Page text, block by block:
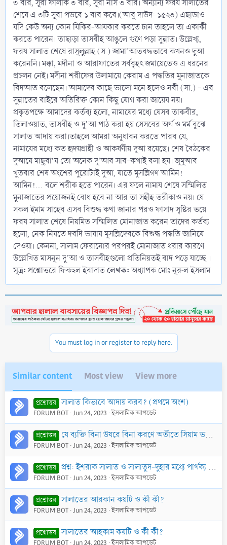
৩ বার, সূরা ফালাক ৩ বার, সূরা নাস ৩ বার। অন্যান্য ফরয সালাতের
শেষে এ ৩টি সূরা পড়বে ১ বার করে।(আবু দাউদ: ১৫২৩) এছাড়াও
যদি কেউ অন্য কোন যিকির-আযকার করতে চান তাহলে তা একাকী
করতে পারেন। তাছাড়া তাসবীহ আঙুলে গুণে পড়া সুন্নাত। উল্লেখ্য,
ফরয সালাত শেষে রাসূলুল্লাহ (স.) জামা'আতবদ্ধভাবে কখনও দুআ
করেননি। মক্কা, মদীনা ও আরাফাতের সর্ববৃহৎ জমায়েতেও এ ধরনের
প্রচলন নেই। মদীনা শরীফের উলামায়ে কেরাম এ পদ্ধতির মুনাজাতকে
বিদআত বলেছেন। আমাদের কাছে ভালো মনে হলেও নবী (সা.) - এর
সুন্নাতের বাইরে অতিরিক্ত কোন কিছু যোগ করা জায়েয নয়।
প্রকৃতপক্ষে আমাদের কর্তব্য হলো, নামাযের মধ্যে যেসব তাকবীর,
তিলাওয়াত, তাসবীহ ও দু'আ পাঠ করা হয় সেসবের অর্থ ও মর্ম বুঝে
সালাত আদায় করা।তাহলে আমরা অনুধাবন করতে পারব যে,
নামাযের মধ্যে কত হৃদয়গ্রাহী ও আকর্ষণীয় দুআ রয়েছে। শেষ বৈঠকের
দুআয়ে মাছুরা’য় তো অনেক দু'আর সার-কথাই বলা হয়। জুমুআর
খুতবার শেষ অংশের পুরোটাই দুআ, যাতে মুসল্লিগণ আমিন!
আমিন!... বলে শরীক হতে পারেন। এর ফলে নামায শেষে সম্মিলিত
মুনাজাতের প্রয়োজনই বোধ হবে না আর তা সহীহ তরীকাও নয়। যে
সকল ইমাম সাহেব এসব বিশুদ্ধ কথা জানার পরও ফাসাদ সৃষ্টির ভয়ে
ফরয সালাত শেষে নিয়মিত সম্মিলিত মোনাজাত করেন তাদের কর্তব্য
হলো, নেক নিয়তে দরদি ভাষায় মুসল্লিদেরকে বিশুদ্ধ পদ্ধতি জানিয়ে
দেওয়া। কেননা, সালাম ফেরানোর পরপরই মোনাজাত ধরার কারণে
উল্লেখিত মাসনূন দু'আ ও তাসবীহগুলো প্রতিনিয়তই বাদ পড়ে যাচ্ছে ।
সূত্র: প্রশ্নোত্তরে ফিকহুল ইবাদাতলেখক:অধ্যাপক মোঃ নূরুল ইসলাম
You must log in or register to reply here.
Similar content Most view View more
প্রশ্নোত্তর সালাত কিভাবে আদায় করব? (প্রথমে অংশ)
FORUM BOT Jun 24, 2023 ইসলামিক আপডেট
প্রশ্নোত্তর যে ব্যক্তি বিনা উযরে বিনা করণে অতীতে সিয়াম ভঙ্গ করেছে সে কীভাবে কাযা ও কাফফারা আদায় করবে?
FORUM BOT Jun 24, 2023 ইসলামিক আপডেট
প্রশ্নোত্তর প্রশ্ন: ইশরাক সালাত ও সালাতুদ-দুহার মধ্যে পার্থক্য কী?
FORUM BOT Jun 24, 2023 ইসলামিক আপডেট
প্রশ্নোত্তর সালাতের আরকান কয়টি ও কী কী?
FORUM BOT Jun 24, 2023 ইসলামিক আপডেট
প্রশ্নোত্তর সালাতের আহকাম কয়টি ও কী কী?
FORUM BOT Jun 24, 2023 ইসলামিক আপডেট